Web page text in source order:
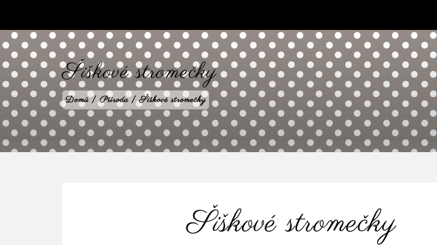
Šiškové stromečky
Domů|Příroda |Šiškové stromečky
Šiškové stromečky